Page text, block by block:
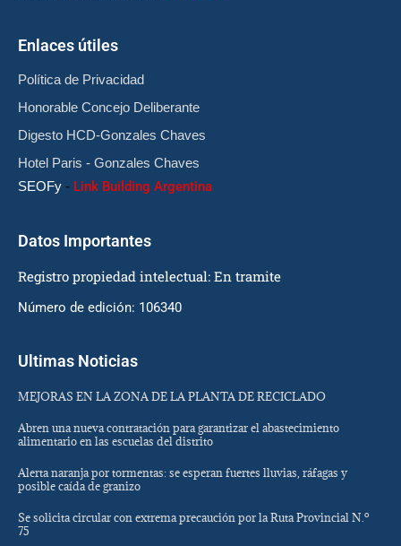
Enlaces útiles
Política de Privacidad
Honorable Concejo Deliberante
Digesto HCD-Gonzales Chaves
Hotel Paris - Gonzales Chaves
SEOFy - Link Building Argentina
Datos Importantes
Registro propiedad intelectual: En tramite
Número de edición: 106340
Ultimas Noticias
MEJORAS EN LA ZONA DE LA PLANTA DE RECICLADO
Abren una nueva contratación para garantizar el abastecimiento
alimentario en las escuelas del distrito
Alerta naranja por tormentas: se esperan fuertes lluvias, ráfagas y
posible caída de granizo
Se solicita circular con extrema precaución por la Ruta Provincial N.º
75